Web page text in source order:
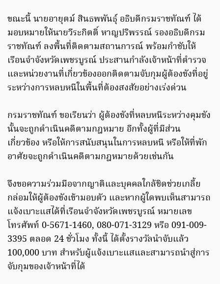
ขณะนี้ นายอายุตม์ สินธพพันธุ์ อธิบดีกรมราชทัณฑ์ ได้
มอบหมายให้นายวีระกิตติ์ หาญปริพรรณ์ รองอธิบดีกรม
ราชทัณฑ์ ลงพื้นที่ติดตามสถานการณ์ พร้อมกำชับให้
เรือนจำจังหวัดเพชรบูรณ์ ประสานกำลังเจ้าหน้าที่ตำรวจ
และหน่วยงานที่เกี่ยวข้องออกติดตามจับกุมผู้ต้องขังที่อยู่
ระหว่างการหลบหนีในพื้นที่ต้องสงสัยอย่างเร่งด่วน
กรมราชทัณฑ์ ขอเรียนว่า ผู้ต้องขังที่หลบหนีระหว่างคุมขัง
นั้นจะถูกดำเนินคดีตามกฎหมาย อีกทั้งผู้ที่มีส่วน
เกี่ยวข้อง หรือให้การสนับสนุนในการหลบหนี หรือให้ที่พัก
อาศัยจะถูกดำเนินคดีตามกฎหมายด้วยเช่นกัน
จึงขอความร่วมมือจากญาติและบุคคลใกล้ชิดช่วยเกลี้ย
กล่อมให้ผู้ต้องขังเข้ามอบตัว และหากผู้ใดพบเห็นสามารถ
แจ้งเบาะแสได้ที่เรือนจำจังหวัดเพชรบูรณ์ หมายเลข
โทรศัพท์ 0-5671-1460, 080-071-3129 หรือ 091-009-
3395 ตลอด 24 ชั่วโมง ทั้งนี้ ได้ตั้งรางวัลนำจับแล้ว
100,000 บาท สำหรับผู้แจ้งเบาะแสและสามารถนำสู่การ
จับกุมของเจ้าหน้าที่ได้